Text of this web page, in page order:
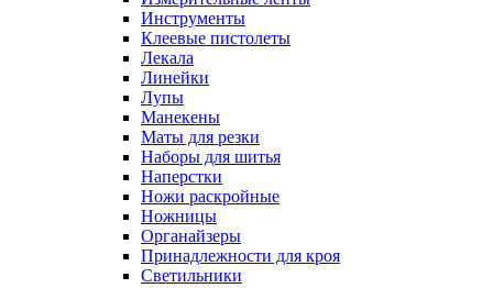
Инструменты
Клеевые пистолеты
Лекала
Линейки
Лупы
Манекены
Маты для резки
Наборы для шитья
Наперстки
Ножи раскройные
Ножницы
Органайзеры
Принадлежности для кроя
Светильники